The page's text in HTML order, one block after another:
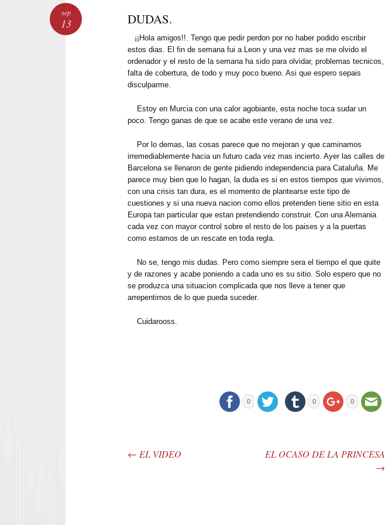
DUDAS.
¡¡Hola amigos!!. Tengo que pedir perdon por no haber podido escribir
estos dias. El fin de semana fui a Leon y una vez mas se me olvido el
ordenador y el resto de la semana ha sido para olvidar, problemas tecnicos,
falta de cobertura, de todo y muy poco bueno. Asi que espero sepais
disculparme.
Estoy en Murcia con una calor agobiante, esta noche toca sudar un
poco. Tengo ganas de que se acabe este verano de una vez.
Por lo demas, las cosas parece que no mejoran y que caminamos
irremediablemente hacia un futuro cada vez mas incierto. Ayer las calles de
Barcelona se llenaron de gente pidiendo independencia para Cataluña. Me
parece muy bien que lo hagan, la duda es si en estos tiempos que vivimos,
con una crisis tan dura, es el momento de plantearse este tipo de
cuestiones y si una nueva nacion como ellos pretenden tiene sitio en esta
Europa tan particular que estan pretendiendo construir. Con una Alemania
cada vez con mayor control sobre el resto de los paises y a la puertas
como estamos de un rescate en toda regla.
No se, tengo mis dudas. Pero como siempre sera el tiempo el que quite
y de razones y acabe poniendo a cada uno es su sitio. Solo espero que no
se produzca una situacion complicada que nos lleve a tener que
arrepentirnos de lo que pueda suceder.
Cuidarooss.
0 0 0
sep
13
← EL VIDEO
EL OCASO DE LA PRINCESA
→